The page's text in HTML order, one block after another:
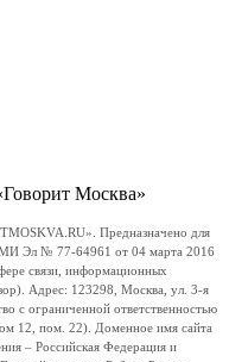
Москва»
Предназначено для
Эл № 77-64961 от 04 марта 2016
связи, информационных
Адрес: 123298, Москва, ул. 3-я
с ограниченной ответственностью
12, пом. 22). Доменное имя сайта
– Российская Федерация и